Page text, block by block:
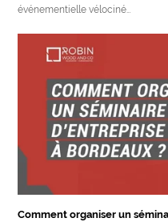
événementielle vélociné…
Comment organiser un